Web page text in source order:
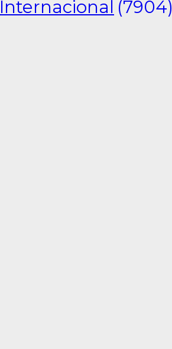
Internacional (7904)